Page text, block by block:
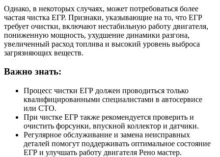
Однако, в некоторых случаях, может потребоваться более
частая чистка ЕГР. Признаки, указывающие на то, что ЕГР
требует очистки, включают нестабильную работу двигателя,
пониженную мощность, ухудшение динамики разгона,
увеличенный расход топлива и высокий уровень выброса
загрязняющих веществ.
Важно знать:
Процесс чистки ЕГР должен проводиться только
квалифицированными специалистами в автосервисе
или СТО.
При чистке ЕГР также рекомендуется проверить и
очистить форсунки, впускной коллектор и датчики.
Регулярное обслуживание и замена неисправных
деталей помогут поддерживать оптимальное состояние
ЕГР и улучшать работу двигателя Рено мастер.